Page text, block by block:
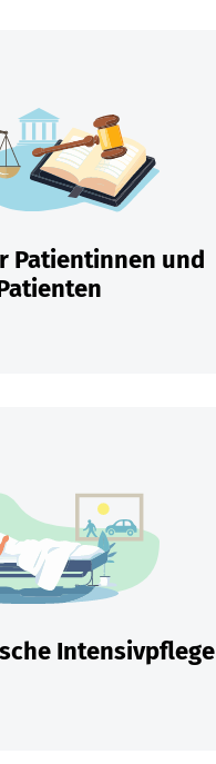
Patientinnen und
Intensivpflege